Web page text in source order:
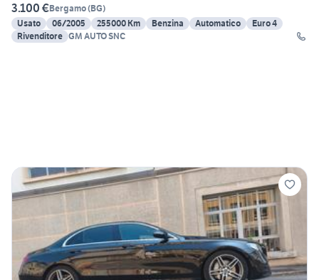
3.100 €Bergamo(BG)
Usato
06/2005 255000 Km Benzina Automatico
Euro 4
Rivenditore GM AUTO SNC